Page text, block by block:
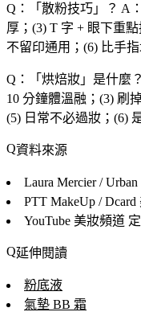
Q：「 散粉技巧 」？ A
厚；(3) T 字 + 眼下重
不留印通用；(6) 比手指
Q：「 烘焙妝 」是什麼？
10 分鐘體溫融；(3) 刷
(5) 日常不必過妝；(6)
資料來源
Laura Mercier /
PTT MakeUp / Dcard
YouTube 美妝頻道
延伸閱讀
粉底液
氣墊 BB 霜